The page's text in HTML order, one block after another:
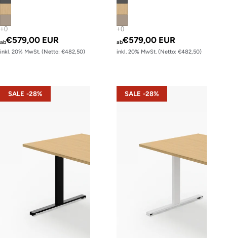
ab€579,00 EUR
inkl. 20% MwSt. (Netto: €482,50)
ab€579,00 EUR
inkl. 20% MwSt. (Netto: €482,50)
s22 – Gestell Schwarz (glatt)
SALE -28% s22 – Gestell Weiß (glatt)
SALE -28%